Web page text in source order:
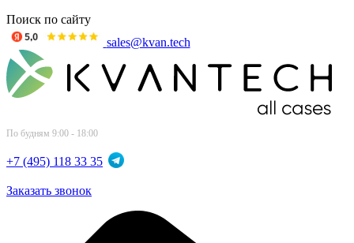
Поиск по сайту
sales@kvan.tech
По будням 9:00 - 18:00
+7 (495) 118 33 35
Заказать звонок